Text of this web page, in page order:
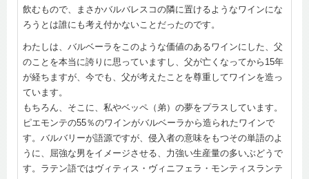
飲むもので、まさかバルバレスコの隣に置けるようなワインにな
ろうとは誰にも考え付かないことだったのです。
わたしは、バルベーラをこのような価値のあるワインにした、父
のことを本当に誇りに思っていますし、父が亡くなってから15年
が経ちますが、今でも、父が考えたことを尊重してワインを造っ
ています。
もちろん、そこに、私やベッペ（弟）の夢をプラスしています。
ピエモンテの55％のワインがバルベーラから造られたワインで
す。バルバリーが語源ですが、侵入者の意味をもつその単語のよ
うに、屈強な男をイメージさせる、力強い生産量の多いぶどうで
す。ラテン語ではヴィティス・ヴィニフェラ・モンティスランテ